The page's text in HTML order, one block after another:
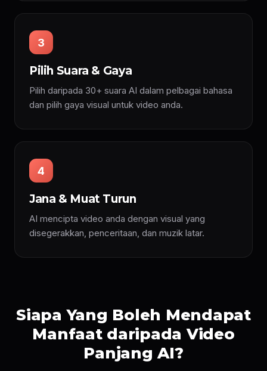
3
Pilih Suara & Gaya
Pilih daripada 30+ suara AI dalam pelbagai bahasa
dan pilih gaya visual untuk video anda.
4
Jana & Muat Turun
AI mencipta video anda dengan visual yang
disegerakkan, penceritaan, dan muzik latar.
Siapa Yang Boleh Mendapat
Manfaat daripada Video
Panjang AI?